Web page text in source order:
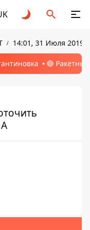
14:01, 31 Июля 2019
🔴